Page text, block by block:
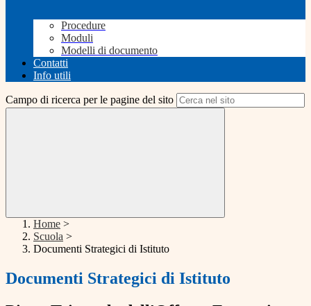
Procedure
Moduli
Modelli di documento
Contatti
Info utili
Campo di ricerca per le pagine del sito
Home >
Scuola >
Documenti Strategici di Istituto
Documenti Strategici di Istituto